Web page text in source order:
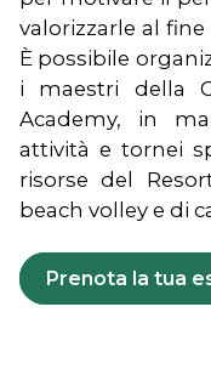
valorizzarle al
È possibile
i maestri della
Academy, in
attività e tornei
risorse del
beach volley e di
Prenota la tua